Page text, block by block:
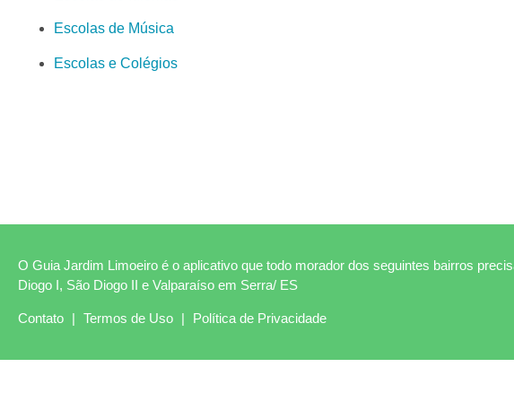
Escolas de Música
Escolas e Colégios
O Guia Jardim Limoeiro é o aplicativo que todo morador dos seguintes bairros
Diogo I, São Diogo II e Valparaíso em Serra/ ES
Contato | Termos de Uso | Política de Privacidade